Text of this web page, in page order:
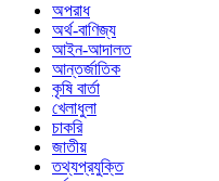
অপরাধ
অর্থ-বাণিজ্য
আইন-আদালত
আন্তর্জাতিক
কৃষি বার্তা
খেলাধুলা
চাকরি
জাতীয়
তথ্যপ্রযুক্তি